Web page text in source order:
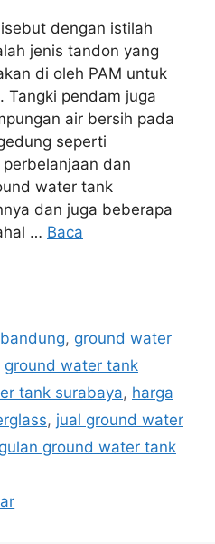
dengan istilah
jenis tandon yang
di oleh PAM untuk
Tangki pendam juga
air bersih pada
seperti
dan
water tank
dan juga beberapa
… Baca
, ground water
ground water tank
tank surabaya, harga
, jual ground water
ground water tank